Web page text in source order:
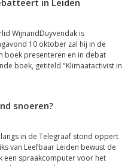
in Leiden
WijnandDuyvendak is
10 oktober zal hij in de
boek presenteren en in debat
boek, getiteld "Klimaatactivist in
snoeren?
in de Telegraaf stond oppert
van Leefbaar Leiden bewust de
een spraakcomputer voor het